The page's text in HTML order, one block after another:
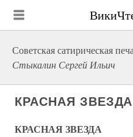
Советская сатирическая
Стыкалин Сергей Ильич
КРАСНАЯ ЗВЕЗДА
КРАСНАЯ ЗВЕЗДА